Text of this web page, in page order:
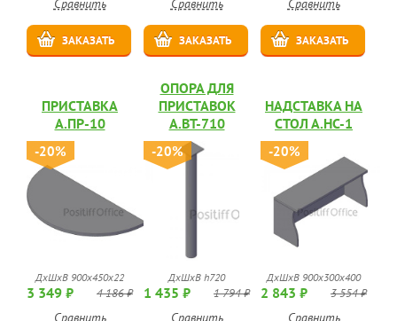
Сравнить
ЗАКАЗАТЬ
Сравнить
ЗАКАЗАТЬ
Сравнить
ЗАКАЗАТЬ
ПРИСТАВКА
А.ПР-10
-20%
ДхШхВ 900х450х22
3 349 ₽ 4 186 ₽
Сравнить
ОПОРА ДЛЯ
ПРИСТАВОК
А.ВТ-710
-20%
ДхШхВ h720
1 435 ₽ 1 794 ₽
Сравнить
НАДСТАВКА НА
СТОЛ А.НС-1
-20%
ДхШхВ 900х300х400
2 843 ₽ 3 554 ₽
Сравнить